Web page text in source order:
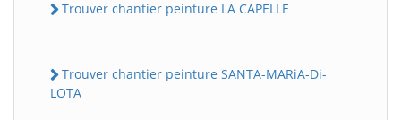
Trouver chantier peinture LA CAPELLE
Trouver chantier peinture SANTA-MARiA-Di-
LOTA